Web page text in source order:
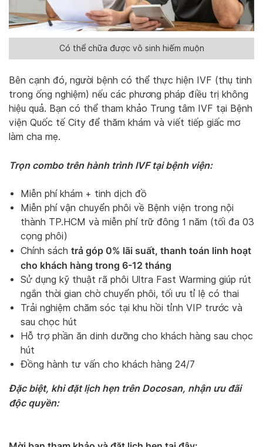
Có thể chữa được vô sinh hiếm muộn
Bên cạnh đó, người bệnh có thể thực hiện IVF (thụ tinh
trong ống nghiệm) nếu các phương pháp điều trị không
hiệu quả. Bạn có thể tham khảo Trung tâm IVF tại Bệnh
viện Quốc tế City để thăm khám và viết tiếp giấc mơ
làm cha mẹ.
Trọn combo trên hành trình IVF tại bệnh viện:
Miễn phí khám + tinh dịch đồ
Miễn phí vận chuyển phôi về Bệnh viện trong nội
thành TP.HCM và miễn phí trữ đông 1 năm (tối đa 03
cọng phôi)
Chính sách trả góp 0% lãi suất, thanh toán linh hoạt
cho khách hàng trong 6-12 tháng
Sử dụng kỹ thuật rã phôi Ultra Fast Warming giúp rút
ngắn thời gian chờ chuyển phôi, tối ưu tỉ lệ có thai
Trải nghiệm chăm sóc tại khu hồi tỉnh VIP trước và
sau chọc hút
Hỗ trợ phần ăn dinh dưỡng cho khách hàng sau chọc
hút
Đồng hành tư vấn cho khách hàng 24/7
Đặc biệt, khi đặt lịch hẹn trên Docosan, nhận ưu đãi
độc quyền: